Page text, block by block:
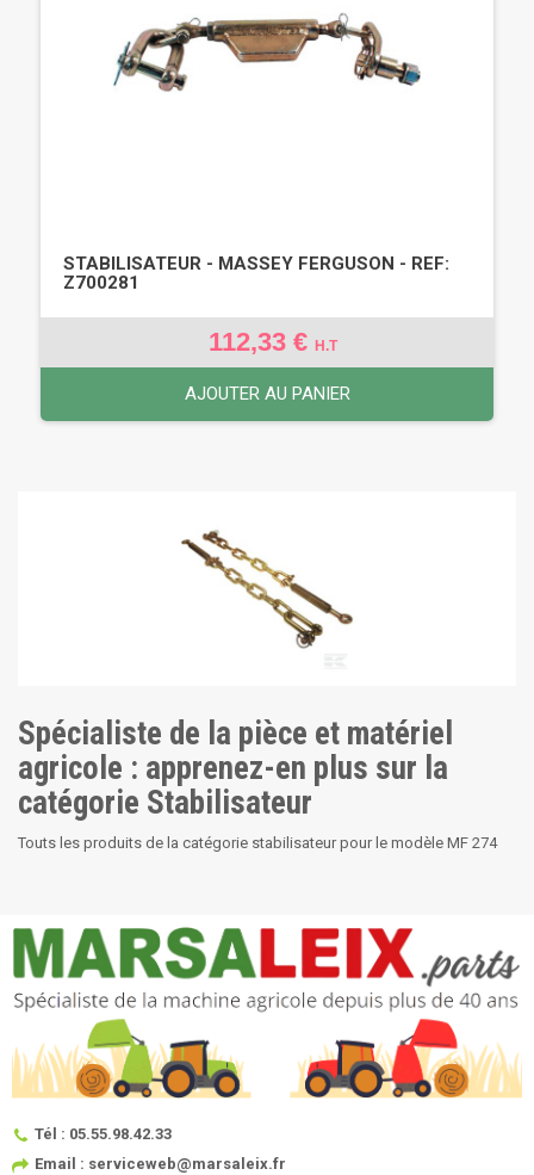
STABILISATEUR - MASSEY FERGUSON - REF:
Z700281
112,33 € H.T
AJOUTER AU PANIER
Spécialiste de la pièce et matériel
agricole : apprenez-en plus sur la
catégorie Stabilisateur
Touts les produits de la catégorie stabilisateur pour le modèle MF 274
Tél : 05.55.98.42.33
Email : serviceweb@marsaleix.fr